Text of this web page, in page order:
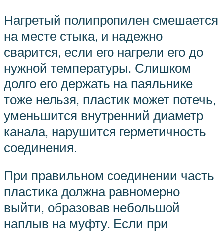
Нагретый полипропилен смешается
на месте стыка, и надежно
сварится, если его нагрели его до
нужной температуры. Слишком
долго его держать на паяльнике
тоже нельзя, пластик может потечь,
уменьшится внутренний диаметр
канала, нарушится герметичность
соединения.
При правильном соединении часть
пластика должна равномерно
выйти, образовав небольшой
наплыв на муфту. Если при